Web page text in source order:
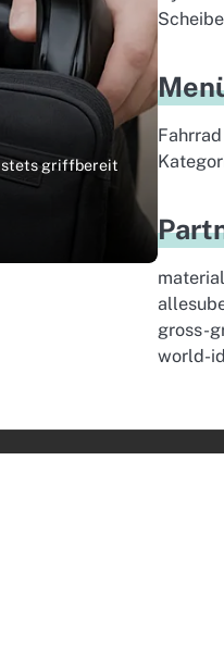
stets griffbereit
Fahrrad
gross-
world-